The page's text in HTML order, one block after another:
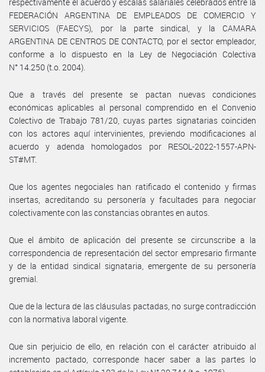
FEDERACIÓN ARGENTINA DE EMPLEADOS DE COMERCIO Y
SERVICIOS (FAECYS), por la parte sindical, y la CAMARA
ARGENTINA DE CENTROS DE CONTACTO, por el sector empleador,
conforme a lo dispuesto en la Ley de Negociación Colectiva
N° 14.250 (t.o. 2004).
Que a través del presente se pactan nuevas condiciones
económicas aplicables al personal comprendido en el Convenio
Colectivo de Trabajo 781/20, cuyas partes signatarias coinciden
con los actores aquí intervinientes, previendo modificaciones al
acuerdo y adenda homologados por RESOL-2022-1557-APN-
ST#MT.
Que los agentes negociales han ratificado el contenido y firmas
insertas, acreditando su personería y facultades para negociar
colectivamente con las constancias obrantes en autos.
Que el ámbito de aplicación del presente se circunscribe a la
correspondencia de representación del sector empresario firmante
y de la entidad sindical signataria, emergente de su personería
gremial.
Que de la lectura de las cláusulas pactadas, no surge contradicción
con la normativa laboral vigente.
Que sin perjuicio de ello, en relación con el carácter atribuido al
incremento pactado, corresponde hacer saber a las partes lo